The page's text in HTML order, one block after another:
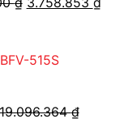
5.120.000 ₫.
515S
₫